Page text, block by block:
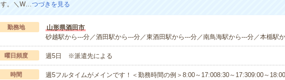
す。＼W…つづきを見る
勤務地
山形県酒田市
砂越駅から---分／酒田駅から---分／東酒田駅から---分／南鳥海駅から---分／本楯駅
曜日頻度 週5日 ※派遣先による
時間
週5フルタイムがメインです！＜勤務時間の例＞8:00～17:008:30～17:309:00～